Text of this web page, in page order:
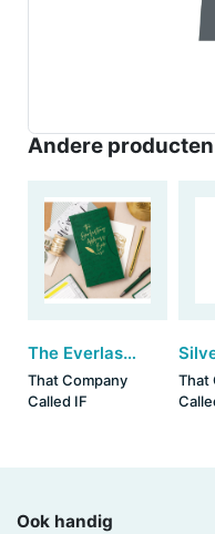
Andere
The Everlasting Address Book
That Company
Called IF
That
Ook handig